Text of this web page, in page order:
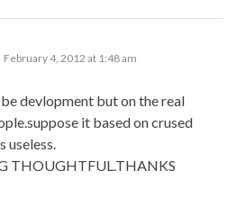
says:
February 4, 2012 at 1:48 am
devlopment but on the real
it based on crused
useless.
THOUGHTFUL.THANKS